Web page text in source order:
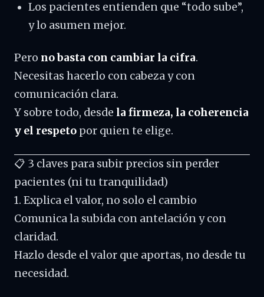
Los pacientes entienden que “todo sube”,
y lo asumen mejor.
Pero no basta con cambiar la cifra.
Necesitas hacerlo con cabeza y con
comunicación clara.
Y sobre todo, desde la firmeza, la coherencia
y el respeto por quien te elige.
📋 3 claves para subir precios sin perder
pacientes (ni tu tranquilidad)
1. Explica el valor, no solo el cambio
Comunica la subida con antelación y con
claridad.
Hazlo desde el valor que aportas, no desde tu
necesidad.